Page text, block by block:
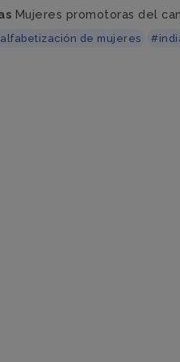
Mujeres promotoras del
de mujeres